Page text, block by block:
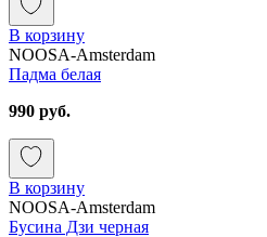
В корзину
NOOSA-Amsterdam
Падма белая
990 руб.
В корзину
NOOSA-Amsterdam
Бусина Дзи черная